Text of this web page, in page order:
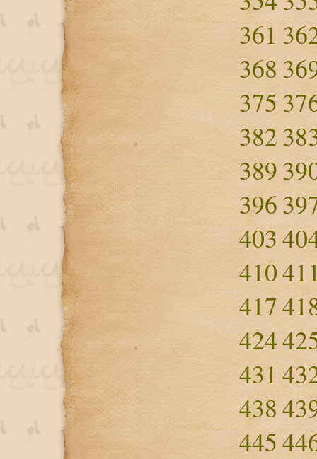
361
368
375
382
389
396
403
410
417
424
431
438
445